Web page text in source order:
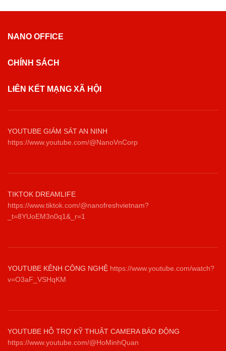
NANO OFFICE
CHÍNH SÁCH
LIÊN KẾT MẠNG XÃ HỘI
YOUTUBE GIÁM SÁT AN NINH
https://www.youtube.com/@NanoVnCorp
TIKTOK DREAMLIFE
https://www.tiktok.com/@nanofreshvietnam?
_t=8YUoEM3n0q1&_r=1
YOUTUBE KÊNH CÔNG NGHỆ https://www.youtube.com/watch?
v=O3aF_VSHqKM
YOUTUBE HỖ TRỢ KỸ THUẬT CAMERA BÁO ĐỘNG
https://www.youtube.com/@HoMinhQuan